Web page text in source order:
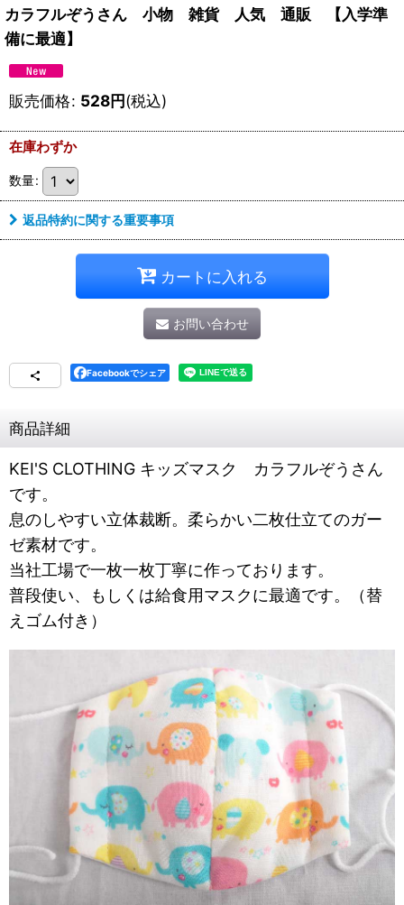
カラフルぞうさん 小物 雑貨 人気 通販 【入学準
備に最適】
販売価格: 528円(税込)
在庫わずか
数量:
返品特約に関する重要事項
カートに入れる
お問い合わせ
Facebookでシェア
商品詳細
KEI'S CLOTHING キッズマスク カラフルぞうさん
です。
息のしやすい立体裁断。柔らかい二枚仕立てのガー
ゼ素材です。
当社工場で一枚一枚丁寧に作っております。
普段使い、もしくは給食用マスクに最適です。（替
えゴム付き）